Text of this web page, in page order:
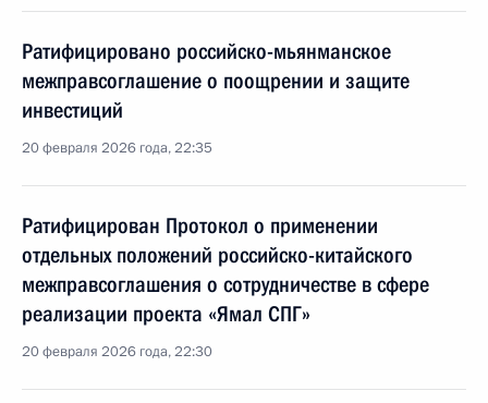
Ратифицировано российско-мьянманское
межправсоглашение о поощрении и защите
инвестиций
20 февраля 2026 года, 22:35
Ратифицирован Протокол о применении
отдельных положений российско-китайского
межправсоглашения о сотрудничестве в сфере
реализации проекта «Ямал СПГ»
20 февраля 2026 года, 22:30